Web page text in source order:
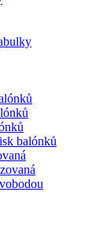
balónků